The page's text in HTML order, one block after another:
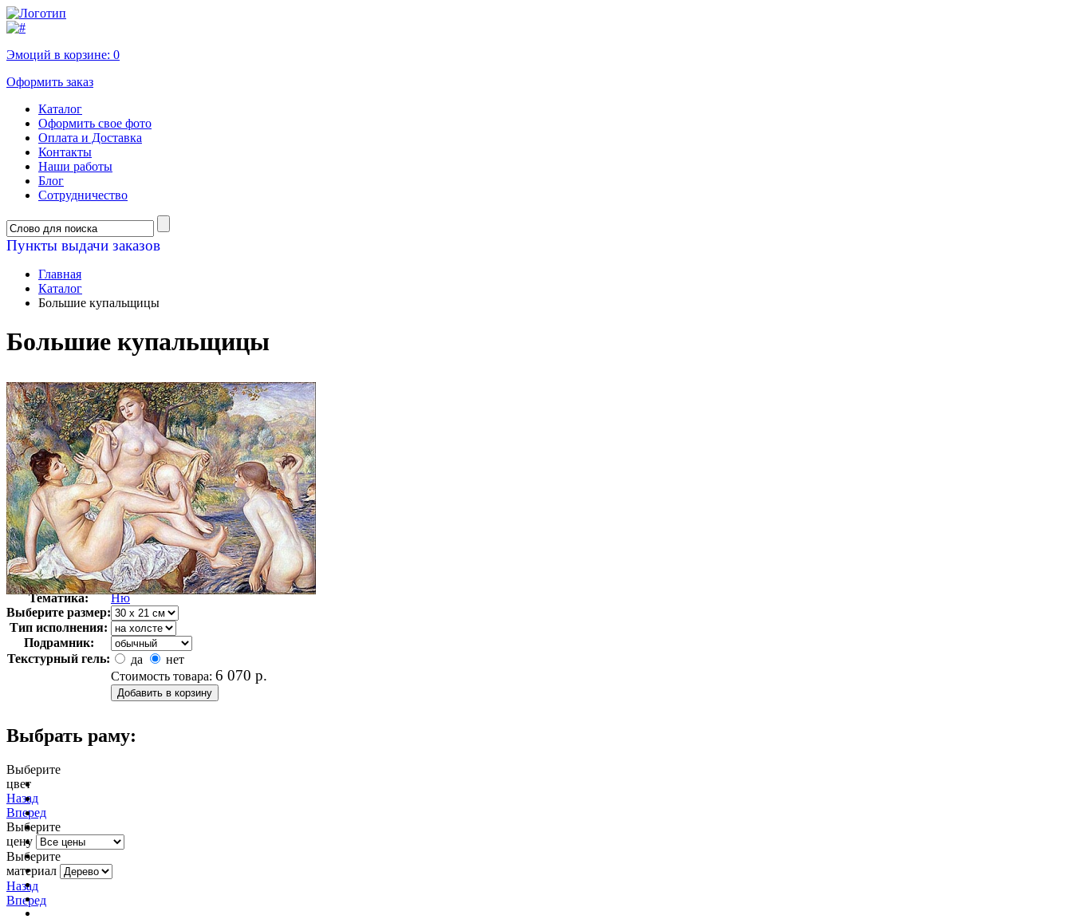
Эмоций в корзине: 0
Оформить заказ
Каталог
Оформить свое фото
Оплата и Доставка
Контакты
Наши работы
Блог
Сотрудничество
Пункты выдачи заказов
Главная
Каталог
Большие купальщицы
Большие купальщицы
Автор:
Ренуар Пьер
Арт-стиль
Импрессионизм
Тематика:
Ню
Выберите размер:
Тип исполнения:
Подрамник:
Текстурный гель:
да
нет
Стоимость товара: 6 070 р.
Выбрать раму:
Выберите
цвет
Назад
Вперед
Выберите
цену
Выберите
материал
Назад
Вперед